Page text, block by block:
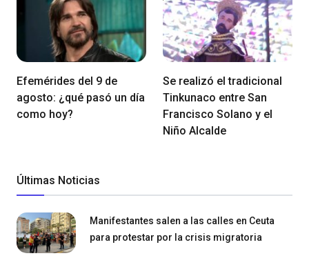
Efemérides del 9 de
agosto: ¿qué pasó un día
como hoy?
Se realizó el tradicional
Tinkunaco entre San
Francisco Solano y el
Niño Alcalde
Últimas Noticias
Manifestantes salen a las calles en Ceuta
para protestar por la crisis migratoria